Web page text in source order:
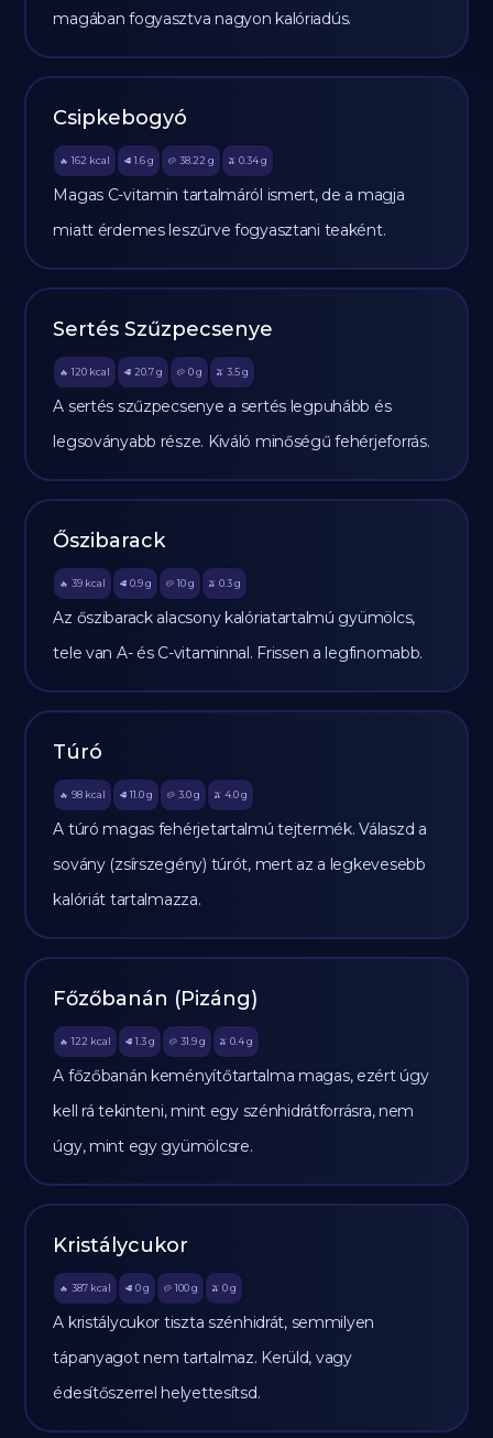
magában fogyasztva nagyon kalóriadús.
Csipkebogyó
🔥 162 kcal 🥩 1.6 g 🥔 38.22 g 🫒 0.34 g
Magas C-vitamin tartalmáról ismert, de a magja
miatt érdemes leszűrve fogyasztani teaként.
Sertés Szűzpecsenye
🔥 120 kcal 🥩 20.7 g 🥔 0g 🫒 3.5 g
A sertés szűzpecsenye a sertés legpuhább és
legsoványabb része. Kiváló minőségű fehérjeforrás.
Őszibarack
🔥 39 kcal 🥩 0.9 g 🥔 10g 🫒 0.3 g
Az őszibarack alacsony kalóriatartalmú gyümölcs,
tele van A- és C-vitaminnal. Frissen a legfinomabb.
Túró
🔥 98 kcal 🥩 11.0 g 🥔 3.0g 🫒 4.0 g
A túró magas fehérjetartalmú tejtermék. Válaszd a
sovány (zsírszegény) túrót, mert az a legkevesebb
kalóriát tartalmazza.
Főzőbanán (Pizáng)
🔥 122 kcal 🥩 1.3 g 🥔 31.9g 🫒 0.4 g
A főzőbanán keményítőtartalma magas, ezért úgy
kell rá tekinteni, mint egy szénhidrátforrásra, nem
úgy, mint egy gyümölcsre.
Kristálycukor
🔥 387 kcal 🥩 0 g 🥔 100g 🫒 0 g
A kristálycukor tiszta szénhidrát, semmilyen
tápanyagot nem tartalmaz. Kerüld, vagy
édesítőszerrel helyettesítsd.